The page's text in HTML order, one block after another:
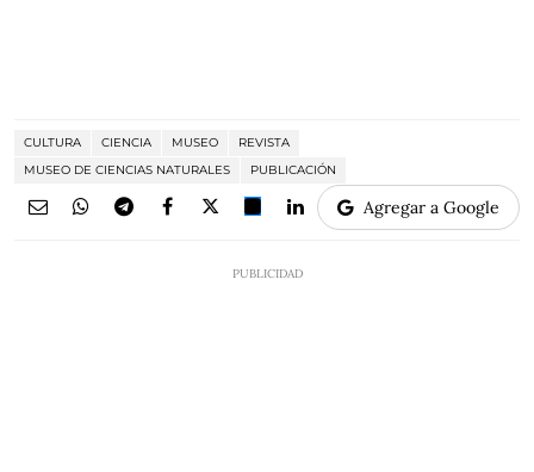
CULTURA CIENCIA MUSEO
REVISTA
MUSEO DE CIENCIAS NATURALES
PUBLICACIÓN
Agregar a Google